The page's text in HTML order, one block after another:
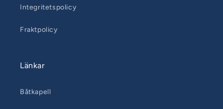
Integritetspolicy
Fraktpolicy
Länkar
Båtkapell